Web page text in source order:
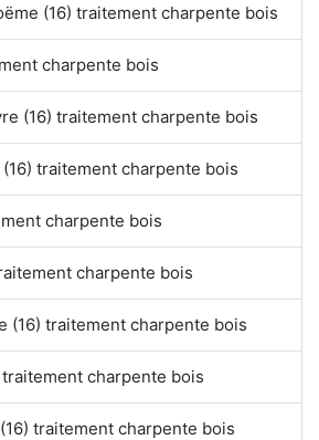
(16) traitement charpente bois
charpente bois
(16) traitement charpente bois
traitement charpente bois
charpente bois
charpente bois
(16) traitement charpente bois
traitement charpente bois
traitement charpente bois